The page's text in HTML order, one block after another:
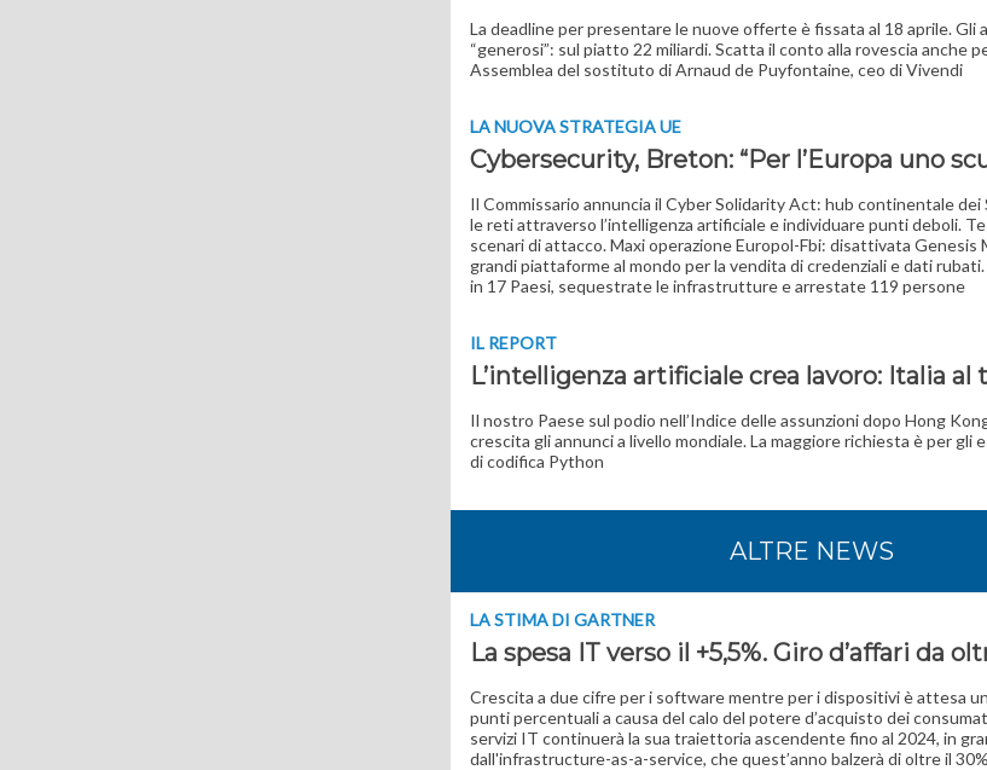
La deadline per presentare le nuove offerte è fissata al 18 aprile. Gli
“generosi”: sul piatto 22 miliardi. Scatta il conto alla rovescia anche
Assemblea del sostituto di Arnaud de Puyfontaine, ceo di Vivendi
LA NUOVA STRATEGIA UE
Cybersecurity, Breton: “Per l’Europa uno
Il Commissario annuncia il Cyber Solidarity Act: hub continentale dei
le reti attraverso l’intelligenza artificiale e individuare punti deboli.
scenari di attacco. Maxi operazione Europol-Fbi: disattivata Genesis
grandi piattaforme al mondo per la vendita di credenziali e dati rubati.
in 17 Paesi, sequestrate le infrastrutture e arrestate 119 persone
IL REPORT
L’intelligenza artificiale crea lavoro: Italia al
Il nostro Paese sul podio nell’Indice delle assunzioni dopo Hong
crescita gli annunci a livello mondiale. La maggiore richiesta è per gli
di codifica Python
ALTRE NEWS
LA STIMA DI GARTNER
La spesa IT verso il +5,5%. Giro d’affari da
Crescita a due cifre per i software mentre per i dispositivi è attesa
punti percentuali a causa del calo del potere d’acquisto dei
servizi IT continuerà la sua traiettoria ascendente fino al 2024, in
dall'infrastructure-as-a-service, che quest’anno balzerà di oltre il 30%